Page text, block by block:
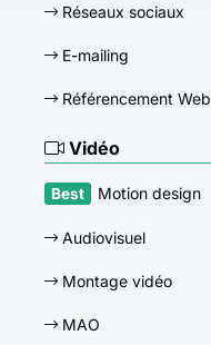
Réseaux sociaux
E-mailing
Référencement Web
Vidéo
Motion design
Audiovisuel
Montage vidéo
MAO